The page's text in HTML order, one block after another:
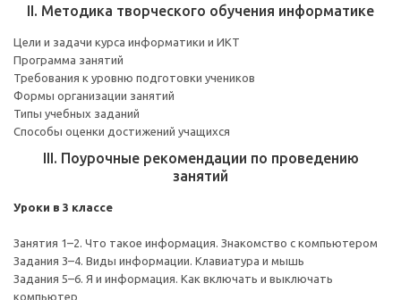
II. Методика творческого обучения информатике
Цели и задачи курса информатики и ИКТ
Программа занятий
Требования к уровню подготовки учеников
Формы организации занятий
Типы учебных заданий
Способы оценки достижений учащихся
III. Поурочные рекомендации по проведению
занятий
Уроки в 3 классе
Занятия 1–2. Что такое информация. Знакомство с компьютером
Задания 3–4. Виды информации. Клавиатура и мышь
Задания 5–6. Я и информация. Как включать и выключать
компьютер